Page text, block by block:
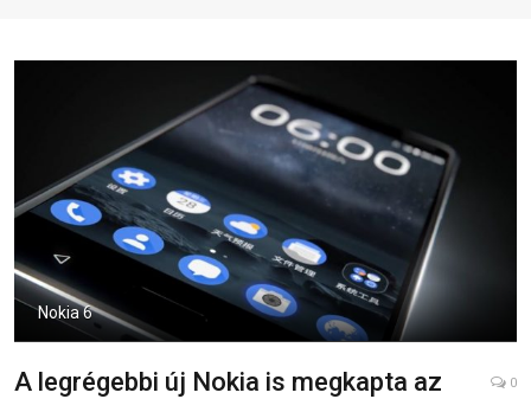
Nokia 6
A legrégebbi új Nokia is megkapta az
0